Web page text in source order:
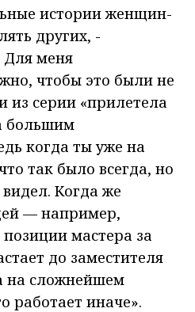
истории женщин-
других, -
Для меня
чтобы это были не
из серии «прилетела
большим
когда ты уже на
так было всегда, но
Когда же
— например,
мастера за
до заместителя
на сложнейшем
работает иначе».